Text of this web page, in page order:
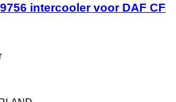
intercooler voor DAF CF